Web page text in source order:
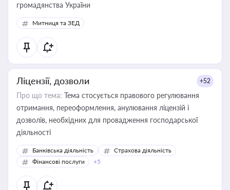
громадянства України
Митниця та ЗЕД
Ліцензії, дозволи +52
Про що тема: Тема стосується правового регулювання
отримання, переоформлення, анулювання ліцензій і
дозволів, необхідних для провадження господарської
діяльності
Банківська діяльність
Страхова діяльність
Фінансові послуги
+5